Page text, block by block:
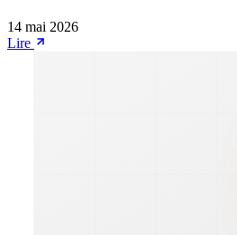
14 mai 2026
Lire